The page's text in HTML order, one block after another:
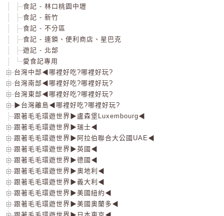
食記 - 林口桃園中壢
食記 - 新竹
食記 - 不分區
食記 - 連鎖、便利商店、星巴克
遊記 - 北部
愛食記專用
台灣中部◀哪裡好吃?哪裡好玩?
台灣南部◀哪裡好吃?哪裡好玩?
台灣東部◀哪裡好吃?哪裡好玩?
▶台灣離島◀哪裡好吃?哪裡好玩?
跟著毛毛環遊世界▶盧森堡Luxembourg◀
跟著毛毛環遊世界▶瑞士◀
跟著毛毛環遊世界▶阿拉伯聯合大公國UAE◀
跟著毛毛環遊世界▶英國◀
跟著毛毛環遊世界▶德國◀
跟著毛毛環遊世界▶奧地利◀
跟著毛毛環遊世界▶義大利◀
跟著毛毛環遊世界▶美國紐約◀
跟著毛毛環遊世界▶美國奧蘭多◀